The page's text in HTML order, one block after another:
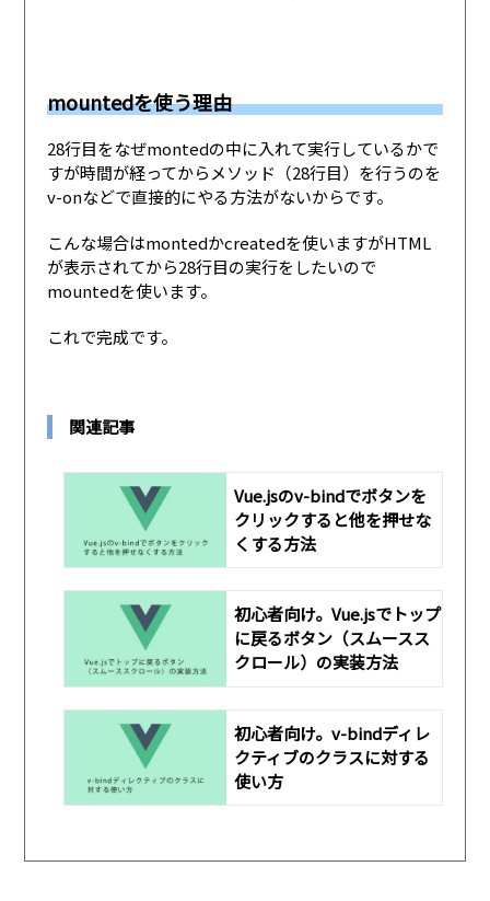
mountedを使う理由
28行目をなぜmontedの中に入れて実行しているかで
すが時間が経ってからメソッド（28行目）を行うのを
v-onなどで直接的にやる方法がないからです。
こんな場合はmontedかcreatedを使いますがHTML
が表示されてから28行目の実行をしたいので
mountedを使います。
これで完成です。
関連記事
Vue.jsのv-bindでボタンを
クリックすると他を押せな
くする方法
初心者向け。Vue.jsでトップ
に戻るボタン（スムースス
クロール）の実装方法
初心者向け。v-bindディレ
クティブのクラスに対する
使い方